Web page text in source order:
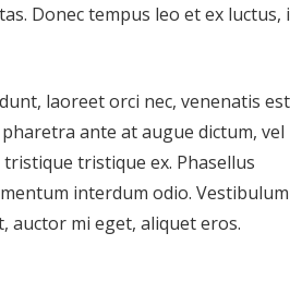
Donec tempus leo et ex luctus,
laoreet orci nec, venenatis
ante at augue dictum, vel
tristique ex. Phasellus
interdum odio. Vestibulum
auctor mi eget, aliquet eros.